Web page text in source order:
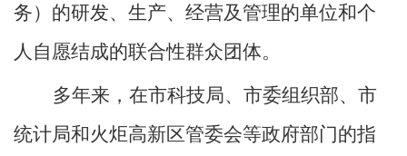
务）的研发、生产、经营及管理的单位和个
人自愿结成的联合性群众团体。
多年来，在市科技局、市委组织部、市
统计局和火炬高新区管委会等政府部门的指